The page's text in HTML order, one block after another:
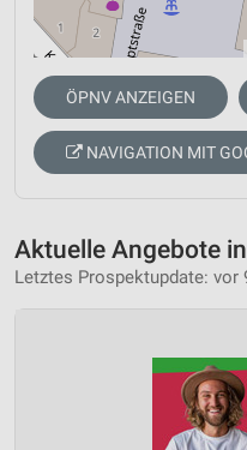
ÖPNV ANZEIGEN
NAVIGATION MIT
Aktuelle Angebote
Letztes Prospektupdate: vor